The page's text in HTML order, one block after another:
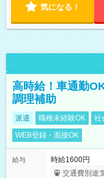
気になる！
高時給！車通勤
調理補助
派遣 職種未経験OK 社
WEB登録・面接OK
給与
時給1600円
交通費別途